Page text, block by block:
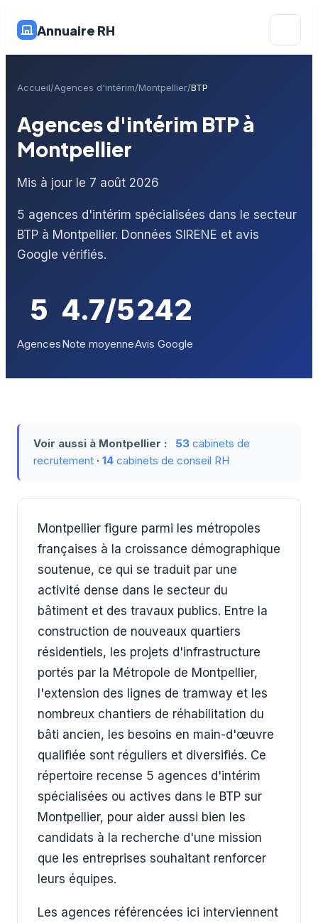
Annuaire RH
Accueil Agences d'intérim Montpellier BTP
Agences d'intérim BTP à
Montpellier
Mis à jour le 7 août 2026
5 agences d'intérim spécialisées dans le secteur
BTP à Montpellier. Données SIRENE et avis
Google vérifiés.
5
Agences
4.7/5
Note moyenne
242
Avis Google
Voir aussi à Montpellier : 53 cabinets de
recrutement · 14 cabinets de conseil RH
Montpellier figure parmi les métropoles
françaises à la croissance démographique
soutenue, ce qui se traduit par une
activité dense dans le secteur du
bâtiment et des travaux publics. Entre la
construction de nouveaux quartiers
résidentiels, les projets d'infrastructure
portés par la Métropole de Montpellier,
l'extension des lignes de tramway et les
nombreux chantiers de réhabilitation du
bâti ancien, les besoins en main-d'œuvre
qualifiée sont réguliers et diversifiés. Ce
répertoire recense 5 agences d'intérim
spécialisées ou actives dans le BTP sur
Montpellier, pour aider aussi bien les
candidats à la recherche d'une mission
que les entreprises souhaitant renforcer
leurs équipes.
Les agences référencées ici interviennent